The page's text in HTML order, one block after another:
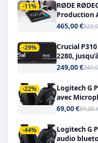
-11%
RØDE
Production
Double USB-
465,00 €
-29%
Crucial P310
2280,
249,00 €
-22%
Logitech G
avec
Headphone
69,00 €89,00
-44%
Logitech G
audio